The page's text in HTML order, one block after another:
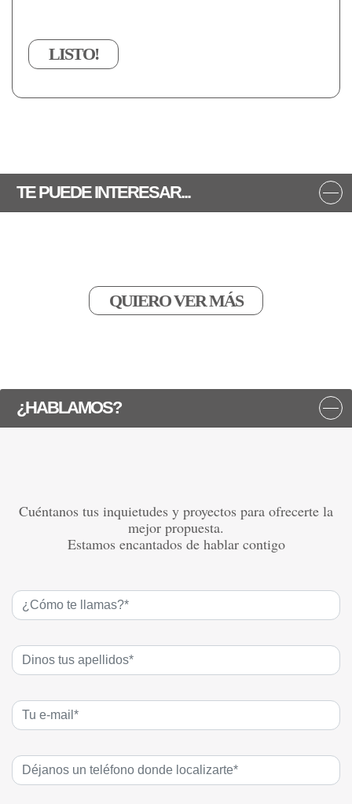
TE PUEDE INTERESAR...
QUIERO VER MÁS
¿HABLAMOS?
Cuéntanos tus inquietudes y proyectos para ofrecerte la
mejor propuesta.
Estamos encantados de hablar contigo